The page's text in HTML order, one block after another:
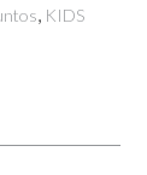
, KIDS